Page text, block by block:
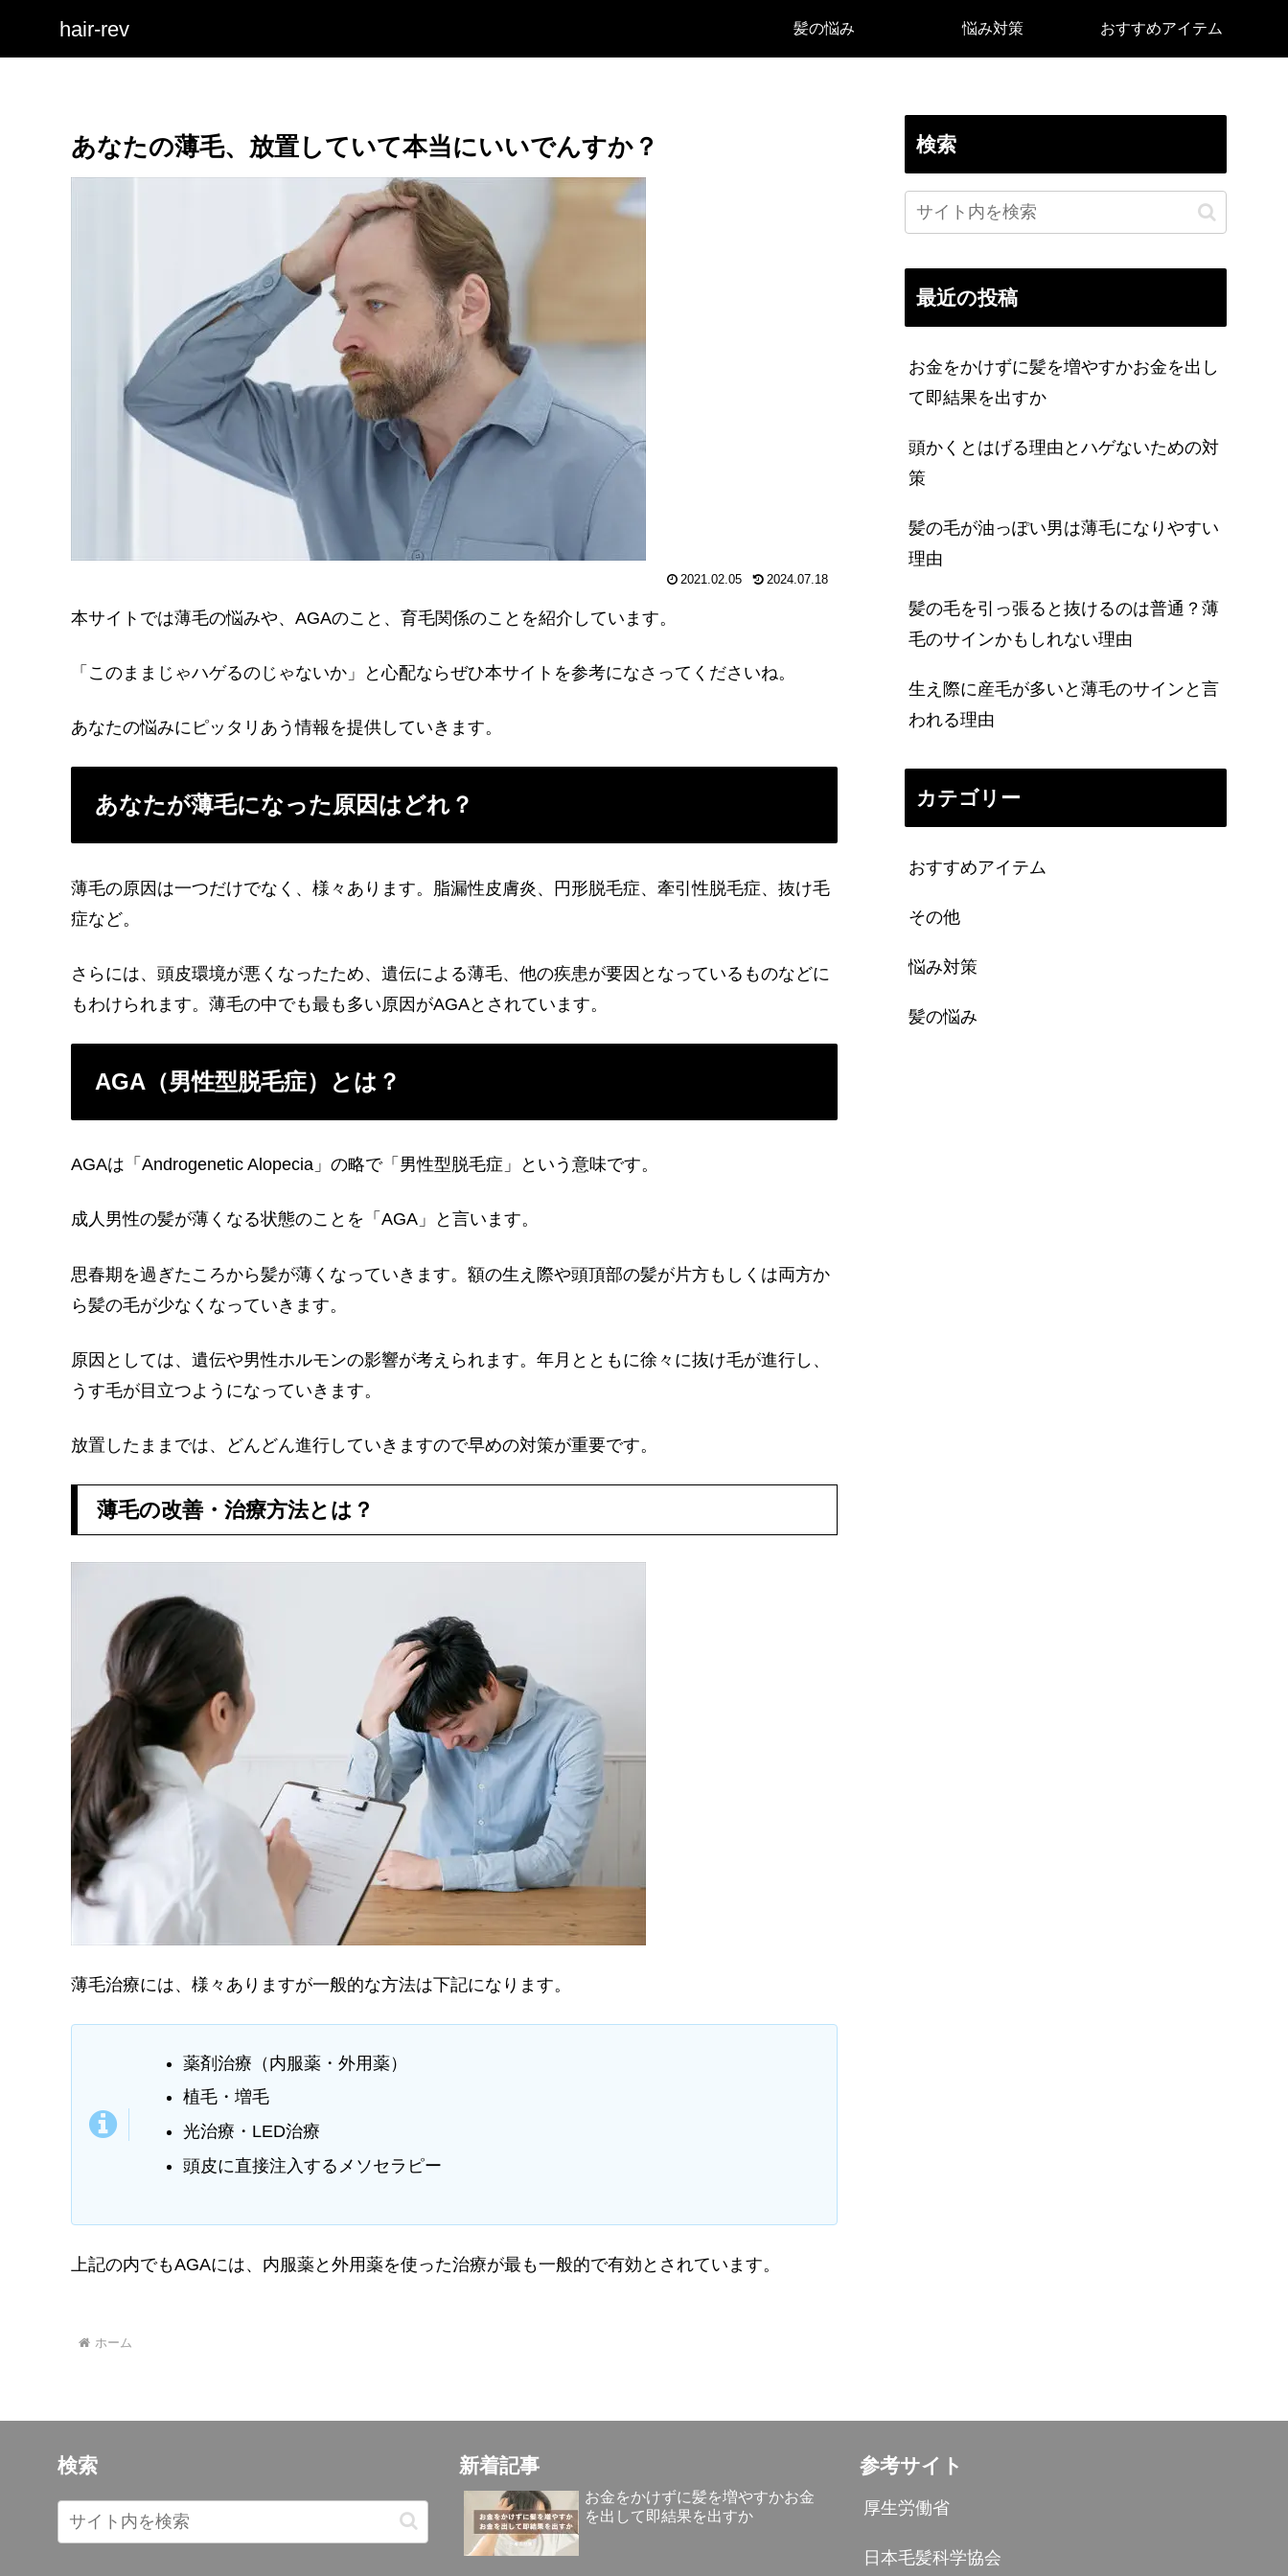
hair-rev 髪の悩み 悩み対策 おすすめアイテム
あなたの薄毛、放置していて本当にいいでんすか？
2021.02.05 2024.07.18
本サイトでは薄毛の悩みや、AGAのこと、育毛関係のことを紹介しています。
「このままじゃハゲるのじゃないか」と心配ならぜひ本サイトを参考になさってくださいね。
あなたの悩みにピッタリあう情報を提供していきます。
あなたが薄毛になった原因はどれ？
薄毛の原因は一つだけでなく、様々あります。脂漏性皮膚炎、円形脱毛症、牽引性脱毛症、抜け毛
症など。
さらには、頭皮環境が悪くなったため、遺伝による薄毛、他の疾患が要因となっているものなどに
もわけられます。薄毛の中でも最も多い原因がAGAとされています。
AGA（男性型脱毛症）とは？
AGAは「Androgenetic Alopecia」の略で「男性型脱毛症」という意味です。
成人男性の髪が薄くなる状態のことを「AGA」と言います。
思春期を過ぎたころから髪が薄くなっていきます。額の生え際や頭頂部の髪が片方もしくは両方か
ら髪の毛が少なくなっていきます。
原因としては、遺伝や男性ホルモンの影響が考えられます。年月とともに徐々に抜け毛が進行し、
うす毛が目立つようになっていきます。
放置したままでは、どんどん進行していきますので早めの対策が重要です。
薄毛の改善・治療方法とは？
薄毛治療には、様々ありますが一般的な方法は下記になります。
薬剤治療（内服薬・外用薬）
植毛・増毛
光治療・LED治療
頭皮に直接注入するメソセラピー
上記の内でもAGAには、内服薬と外用薬を使った治療が最も一般的で有効とされています。
ホーム
検索
最近の投稿
お金をかけずに髪を増やすかお金を出し
て即結果を出すか
頭かくとはげる理由とハゲないための対
策
髪の毛が油っぽい男は薄毛になりやすい
理由
髪の毛を引っ張ると抜けるのは普通？薄
毛のサインかもしれない理由
生え際に産毛が多いと薄毛のサインと言
われる理由
カテゴリー
おすすめアイテム
その他
悩み対策
髪の悩み
検索 新着記事
お金をかけずに髪を増やすかお金
を出して即結果を出すか
参考サイト
厚生労働省
日本毛髪科学協会